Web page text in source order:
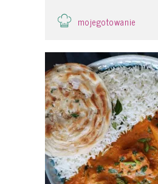
mojegotowanie